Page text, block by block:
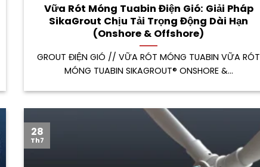
Vữa Rót Móng Tuabin Điện Gió: Giải Pháp
SikaGrout Chịu Tải Trọng Động Dài Hạn
(Onshore & Offshore)
GROUT ĐIỆN GIÓ // VỮA RÓT MÓNG TUABIN VỮA RÓT
MÓNG TUABIN SIKAGROUT® ONSHORE &...
28
Th7